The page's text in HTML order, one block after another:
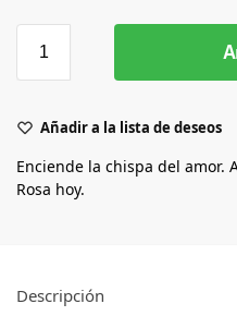
Añadir a la lista de deseos
Enciende la chispa del amor.
Rosa hoy.
Descripción